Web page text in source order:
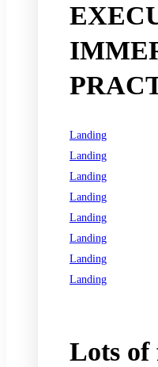
Landing
Landing
Landing
Landing
Landing
Landing
Landing
Landing
Lots of